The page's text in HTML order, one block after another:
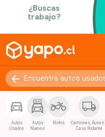
Autos
Usados
Autos
Nuevos
Motos
Camiones, Buses
Casa Rodante